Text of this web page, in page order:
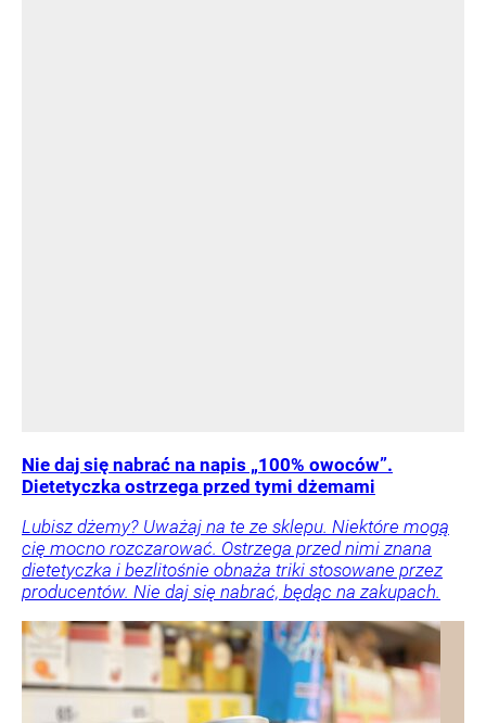
Nie daj się nabrać na napis „100% owoców”.
Dietetyczka ostrzega przed tymi dżemami
Lubisz dżemy? Uważaj na te ze sklepu. Niektóre mogą
cię mocno rozczarować. Ostrzega przed nimi znana
dietetyczka i bezlitośnie obnaża triki stosowane przez
producentów. Nie daj się nabrać, będąc na zakupach.